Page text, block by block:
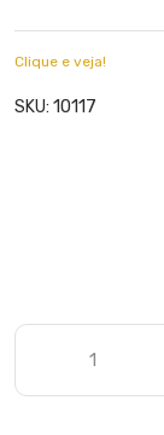
Clique e veja!
SKU: 10117